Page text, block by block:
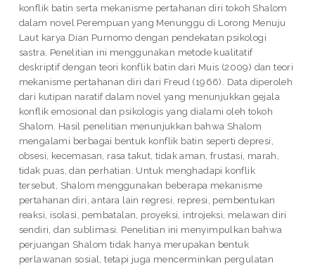
konflik batin serta mekanisme pertahanan diri tokoh Shalom
dalam novel Perempuan yang Menunggu di Lorong Menuju
Laut karya Dian Purnomo dengan pendekatan psikologi
sastra. Penelitian ini menggunakan metode kualitatif
deskriptif dengan teori konflik batin dari Muis (2009) dan teori
mekanisme pertahanan diri dari Freud (1966). Data diperoleh
dari kutipan naratif dalam novel yang menunjukkan gejala
konflik emosional dan psikologis yang dialami oleh tokoh
Shalom. Hasil penelitian menunjukkan bahwa Shalom
mengalami berbagai bentuk konflik batin seperti depresi,
obsesi, kecemasan, rasa takut, tidak aman, frustasi, marah,
tidak puas, dan perhatian. Untuk menghadapi konflik
tersebut, Shalom menggunakan beberapa mekanisme
pertahanan diri, antara lain regresi, represi, pembentukan
reaksi, isolasi, pembatalan, proyeksi, introjeksi, melawan diri
sendiri, dan sublimasi. Penelitian ini menyimpulkan bahwa
perjuangan Shalom tidak hanya merupakan bentuk
perlawanan sosial, tetapi juga mencerminkan pergulatan